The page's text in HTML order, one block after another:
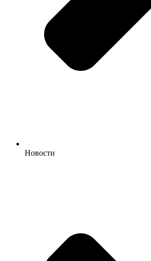
Новости